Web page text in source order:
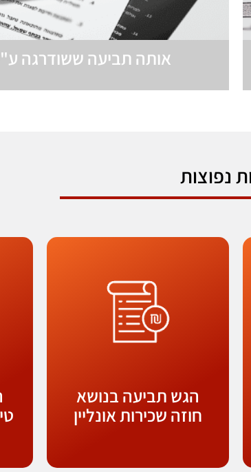
אותה תביעה ששודרגה
נפוצות
הגש תביעה בנושא
חוזה שכירות אונליין